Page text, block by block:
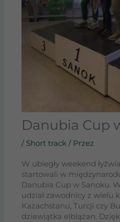
Danubia Cup
/ Short track/ Przez
W ubiegły weekend
startowali w
Danubia Cup w Sanoku.
udział zawodnicy z wielu
Kazachstanu, Turcji czy
dziewiątka elblążan.